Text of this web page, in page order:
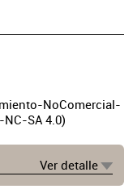
NoComercial-
SA 4.0)
Ver detalle